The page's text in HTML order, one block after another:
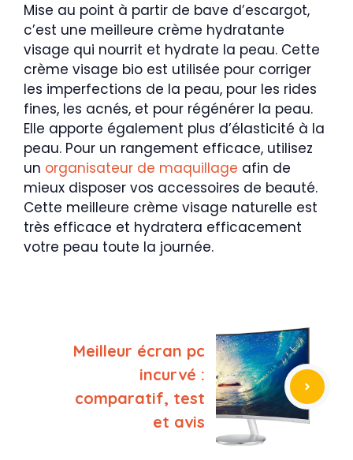
Mise au point à partir de bave d’escargot,
c’est une meilleure crème hydratante
visage qui nourrit et hydrate la peau. Cette
crème visage bio est utilisée pour corriger
les imperfections de la peau, pour les rides
fines, les acnés, et pour régénérer la peau.
Elle apporte également plus d’élasticité à la
peau. Pour un rangement efficace, utilisez
un organisateur de maquillage afin de
mieux disposer vos accessoires de beauté.
Cette meilleure crème visage naturelle est
très efficace et hydratera efficacement
votre peau toute la journée.
Meilleur écran pc
incurvé :
comparatif, test
et avis